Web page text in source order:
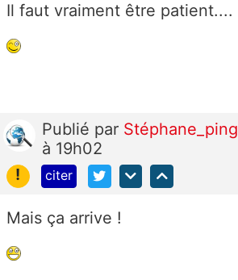
Il faut vraiment être patient....
Publié par Stéphane_ping
à 19h02
!
citer
Mais ça arrive !